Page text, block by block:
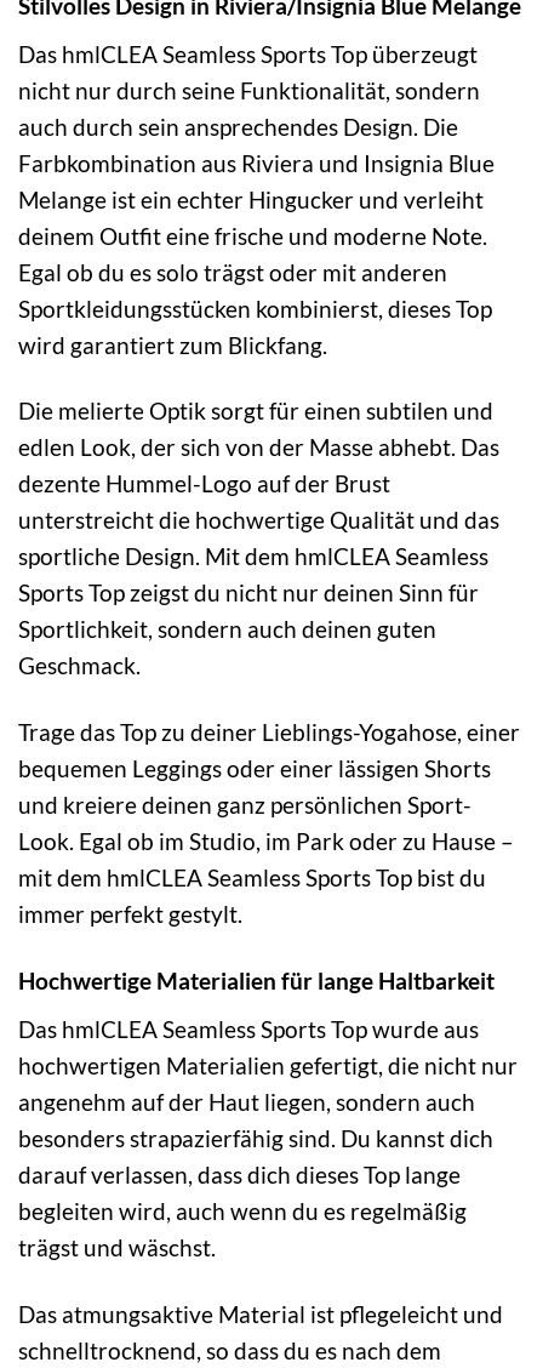
Das hmlCLEA Seamless Sports Top überzeugt
nicht nur durch seine Funktionalität, sondern
auch durch sein ansprechendes Design. Die
Farbkombination aus Riviera und Insignia Blue
Melange ist ein echter Hingucker und verleiht
deinem Outfit eine frische und moderne Note.
Egal ob du es solo trägst oder mit anderen
Sportkleidungsstücken kombinierst, dieses Top
wird garantiert zum Blickfang.
Die melierte Optik sorgt für einen subtilen und
edlen Look, der sich von der Masse abhebt. Das
dezente Hummel-Logo auf der Brust
unterstreicht die hochwertige Qualität und das
sportliche Design. Mit dem hmlCLEA Seamless
Sports Top zeigst du nicht nur deinen Sinn für
Sportlichkeit, sondern auch deinen guten
Geschmack.
Trage das Top zu deiner Lieblings-Yogahose, einer
bequemen Leggings oder einer lässigen Shorts
und kreiere deinen ganz persönlichen Sport-
Look. Egal ob im Studio, im Park oder zu Hause –
mit dem hmlCLEA Seamless Sports Top bist du
immer perfekt gestylt.
Hochwertige Materialien für lange Haltbarkeit
Das hmlCLEA Seamless Sports Top wurde aus
hochwertigen Materialien gefertigt, die nicht nur
angenehm auf der Haut liegen, sondern auch
besonders strapazierfähig sind. Du kannst dich
darauf verlassen, dass dich dieses Top lange
begleiten wird, auch wenn du es regelmäßig
trägst und wäschst.
Das atmungsaktive Material ist pflegeleicht und
schnelltrocknend, so dass du es nach dem